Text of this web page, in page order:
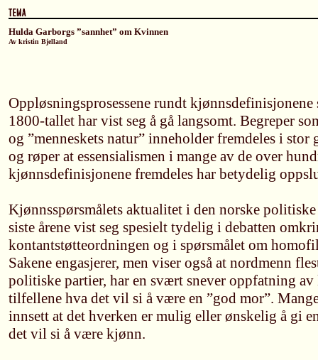
Hulda Garborgs ”sannhet” om Kvinnen
Av kristin Bjelland
Oppløsningsprosessene rundt kjønnsdefinisjonene
1800-tallet har vist seg å gå langsomt. Begreper
og ”menneskets natur” inneholder fremdeles i stor
og røper at essensialismen i mange av de over
kjønnsdefinisjonene fremdeles har betydelig
Kjønnsspørsmålets aktualitet i den norske
siste årene vist seg spesielt tydelig i debatten
kontantstøtteordningen og i spørsmålet om
Sakene engasjerer, men viser også at nordmenn
politiske partier, har en svært snever oppfatning
tilfellene hva det vil si å være en ”god mor”.
innsett at det hverken er mulig eller ønskelig å gi
det vil si å være kjønn.